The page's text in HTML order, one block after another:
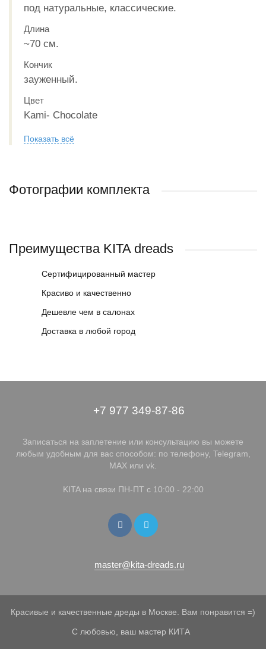
под натуральные, классические.
Длина
~70 см.
Кончик
зауженный.
Цвет
Kami- Chocolate
Показать всё
Фотографии комплекта
Преимущества KITA dreads
Сертифицированный мастер
Красиво и качественно
Дешевле чем в салонах
Доставка в любой город
+7 977 349-87-86
Записаться на заплетение или консультацию вы можете
любым удобным для вас способом: по телефону, Telegram,
MAX или vk.
KITA на связи ПН-ПТ с 10:00 - 22:00
master@kita-dreads.ru
Красивые и качественные дреды в Москве. Вам понравится =)
С любовью, ваш мастер КИТА